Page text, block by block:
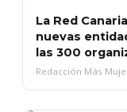
La Red
nuevas
las 300
Redacción Más